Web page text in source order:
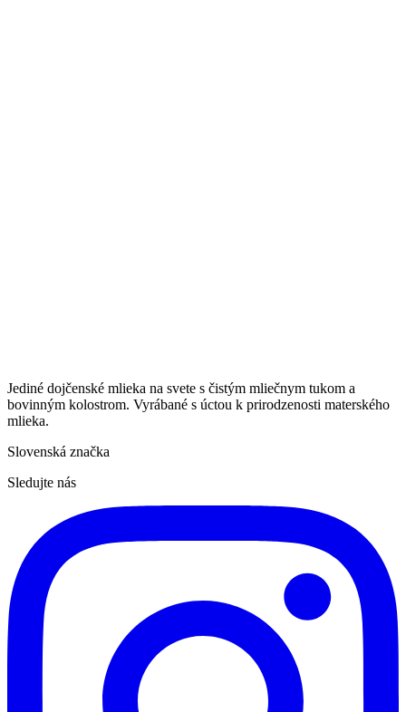
Jediné dojčenské mlieka na svete s čistým mliečnym tukom a
bovinným kolostrom. Vyrábané s úctou k prirodzenosti materského
mlieka.
Slovenská značka
Sledujte nás